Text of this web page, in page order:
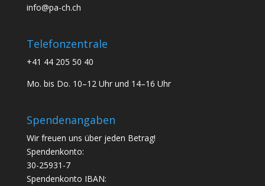
info@pa-ch.ch
Telefonzentrale
+41 44 205 50 40
Mo. bis Do. 10–12 Uhr und 14–16 Uhr
Spendenangaben
Wir freuen uns über jeden Betrag!
Spendenkonto:
30-25931-7
Spendenkonto IBAN: